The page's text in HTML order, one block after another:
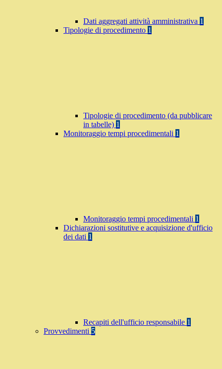
Dati aggregati attività amministrativa 1
Tipologie di procedimento 1
Tipologie di procedimento (da pubblicare
in tabelle) 1
Monitoraggio tempi procedimentali 1
Monitoraggio tempi procedimentali 1
Dichiarazioni sostitutive e acquisizione d'ufficio
dei dati 1
Recapiti dell'ufficio responsabile 1
Provvedimenti 5